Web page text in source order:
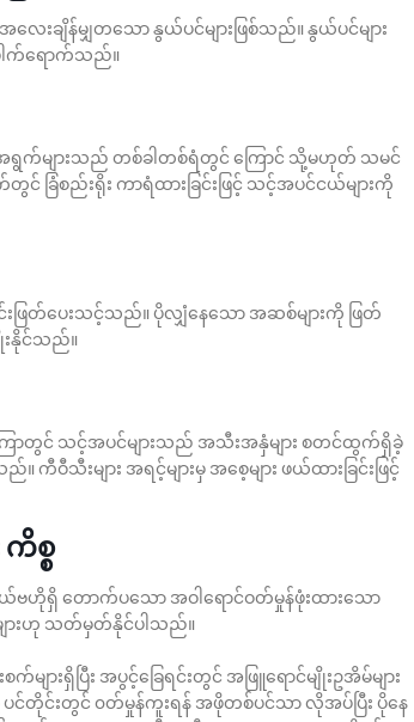
ချိန်မျှတသော နွယ်ပင်များဖြစ်သည်။ နွယ်ပင်များ
ါက်ရောက်သည်။
အရွက်များသည် တစ်ခါတစ်ရံတွင် ကြောင် သို့မဟုတ် သမင်
ခြံစည်းရိုး ကာရံထားခြင်းဖြင့် သင့်အပင်ငယ်များကို
ြတ်ပေးသင့်သည်။ ပိုလျှံနေသော အဆစ်များကို ဖြတ်
းနိုင်သည်။
ြာတွင် သင့်အပင်များသည် အသီးအနှံများ စတင်ထွက်ရှိခဲ့
သီးများ အရင့်များမှ အစေ့များ ဖယ်ထားခြင်းဖြင့်
စ္စ
ဗဟိုရှိ တောက်ပသော အဝါရောင်ဝတ်မှုန်ဖုံးထားသော
ျားဟု သတ်မှတ်နိုင်ပါသည်။
းရှိပြီး အပွင့်ခြေရင်းတွင် အဖြူရောင်မျိုးဥအိမ်များ
တိုင်းတွင် ၀တ်မှုန်ကူးရန် အဖိုတစ်ပင်သာ လိုအပ်ပြီး ပိုနေ